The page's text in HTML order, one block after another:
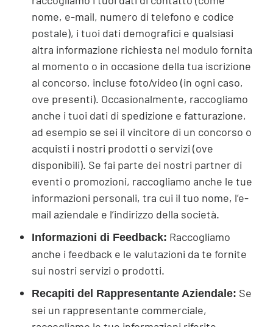
nome, e-mail, numero di telefono e codice
postale), i tuoi dati demografici e qualsiasi
altra informazione richiesta nel modulo fornita
al momento o in occasione della tua iscrizione
al concorso, incluse foto/video (in ogni caso,
ove presenti). Occasionalmente, raccogliamo
anche i tuoi dati di spedizione e fatturazione,
ad esempio se sei il vincitore di un concorso o
acquisti i nostri prodotti o servizi (ove
disponibili). Se fai parte dei nostri partner di
eventi o promozioni, raccogliamo anche le tue
informazioni personali, tra cui il tuo nome, l’e-
mail aziendale e l’indirizzo della società.
Informazioni di Feedback: Raccogliamo
anche i feedback e le valutazioni da te fornite
sui nostri servizi o prodotti.
Recapiti del Rappresentante Aziendale: Se
sei un rappresentante commerciale,